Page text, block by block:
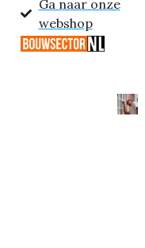
Ga naar onze
webshop